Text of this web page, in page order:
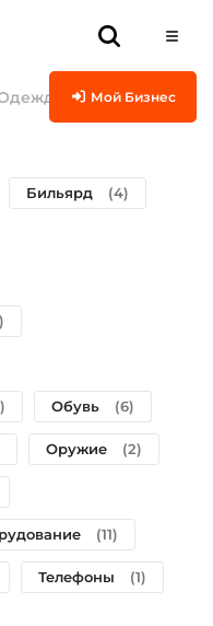
Мой Бизнес
Бильярд (4)
Обувь (6)
Оружие (2)
(11)
Телефоны (1)